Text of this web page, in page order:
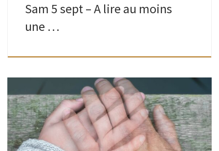
Sam 5 sept – A lire au moins
une …
Adultes | Bibliothèque de Watermael | 18H30 – 20H30
Présentes à la Table ronde organisée, en avril, Betsy
Zbiegiel et Charlotte Dereppe, reviennent pour répondre